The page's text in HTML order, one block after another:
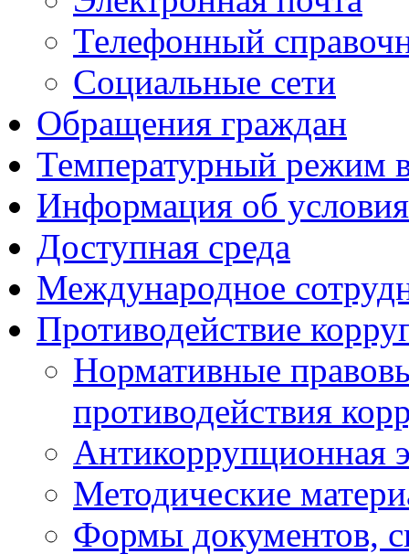
Телефонный
Социальные сети
Обращения граждан
Температурный режим
Информация об
Доступная среда
Международное
Противодействие
Нормативные
противодействия
Антикоррупционная
Методические
Формы документов,